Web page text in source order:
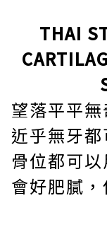
THAI
望落平平
近乎無牙
骨位都可
會好肥膩